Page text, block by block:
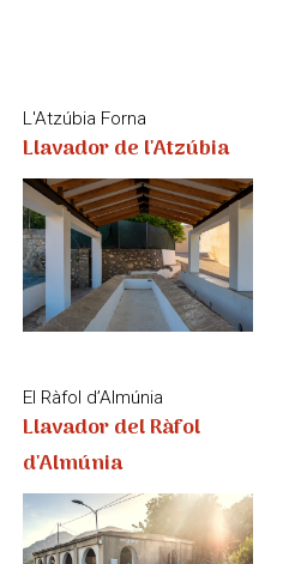
El Ràfol d’Almúnia
Llavador del Ràfol
d'Almúnia
Castell de Castells
Llavador i Font del
Xorro